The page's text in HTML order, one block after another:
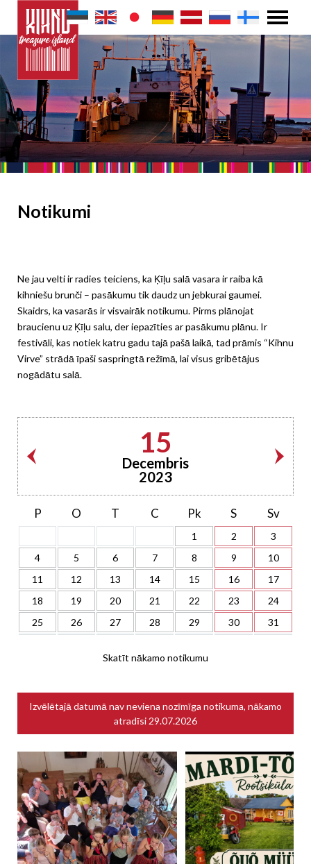
Notikumi
Ne jau velti ir radies teiciens, ka Ķīļu salā vasara ir raiba kā
kihniešu brunči – pasākumu tik daudz un jebkurai gaumei.
Skaidrs, ka vasarās ir visvairāk notikumu. Pirms plānojat
braucienu uz Ķīļu salu, der iepazīties ar pasākumu plānu. Ir
festivāli, kas notiek katru gadu tajā pašā laikā, tad prāmis “Kihnu
Virve” strādā īpaši saspringtā režīmā, lai visus gribētājus
nogādātu salā.
15
Decembris
2023
P O T C Pk S Sv
1 2
3
4
5 6 7 8 9
10
11
12 13 14 15 16
17
18
19 20 21 22 23
24
25
26 27 28 29 30 31
Skatīt nākamo notikumu
Izvēlētajā datumā nav neviena nozīmīga notikuma, nākamo
atradīsi 29.07.2026